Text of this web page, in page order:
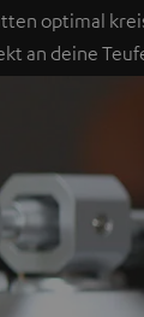
optimal
an deine